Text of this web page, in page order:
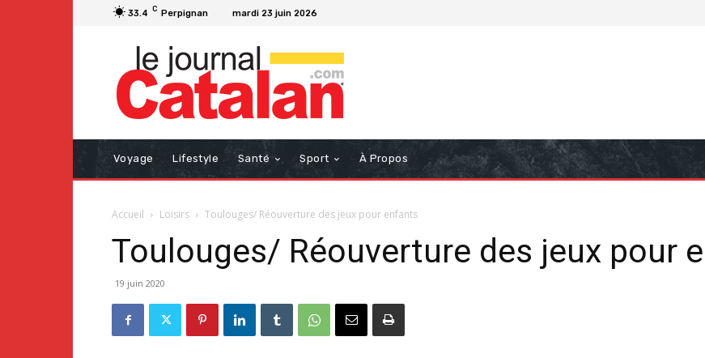
33.4 C Perpignan mardi 23 juin 2026
Voyage Lifestyle Santé Sport À Propos
Accueil Loisirs Toulouges/ Réouverture des jeux pour enfants
Toulouges/ Réouverture des jeux pour
19 juin 2020